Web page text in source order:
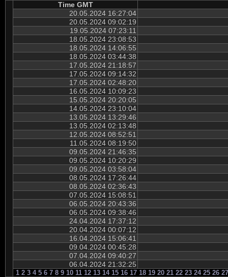
Time GMT
20.05.2024 16:27:04
20.05.2024 09:02:19
19.05.2024 07:23:11
18.05.2024 23:08:53
18.05.2024 14:06:55
18.05.2024 03:44:38
17.05.2024 21:18:57
17.05.2024 09:14:32
17.05.2024 02:48:20
16.05.2024 10:09:23
15.05.2024 20:20:05
14.05.2024 23:10:04
13.05.2024 13:29:46
13.05.2024 02:13:48
12.05.2024 08:52:51
11.05.2024 08:19:50
09.05.2024 21:46:35
09.05.2024 10:20:29
09.05.2024 03:58:04
08.05.2024 17:26:44
08.05.2024 02:36:43
07.05.2024 15:08:51
06.05.2024 20:43:36
06.05.2024 09:38:46
24.04.2024 17:37:12
20.04.2024 00:07:12
16.04.2024 15:06:41
09.04.2024 00:45:28
07.04.2024 09:40:27
06.04.2024 21:32:25
1 2 3 4 5 6 7 8 9 10 11 12 13 14 15 16 17 18 19 20 21 22 23 24 25 26 27